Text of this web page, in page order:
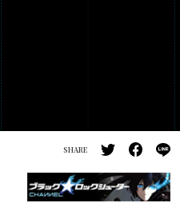
SHARE